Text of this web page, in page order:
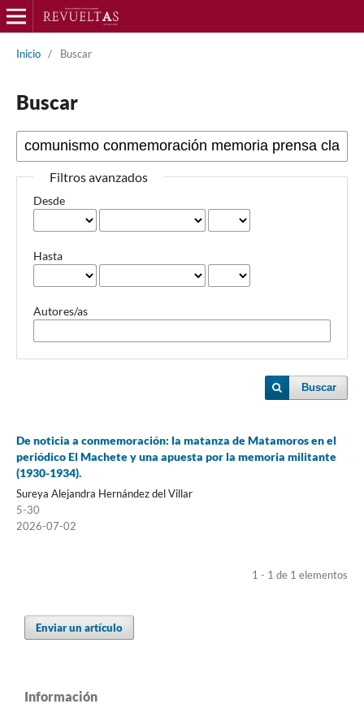
Inicio / Buscar
Buscar
Filtros avanzados
Desde
Hasta
Autores/as
Buscar
De noticia a conmemoración: la matanza de Matamoros en el
periódico El Machete y una apuesta por la memoria militante
(1930-1934).
Sureya Alejandra Hernández del Villar
5-30
2026-07-02
1 - 1 de 1 elementos
Enviar un artículo
Información